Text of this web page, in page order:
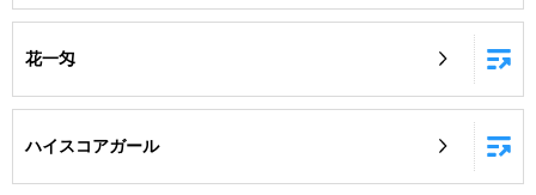
花一匁
ハイスコアガール